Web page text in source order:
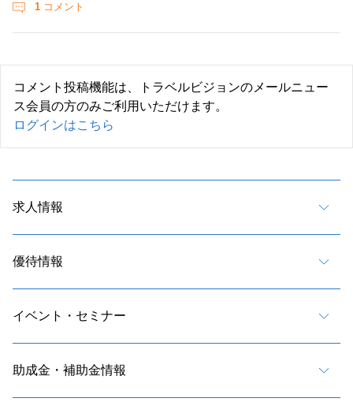
1 コメント
コメント投稿機能は、トラベルビジョンのメールニュー
ス会員の方のみご利用いただけます。
ログインはこちら
求人情報
優待情報
イベント・セミナー
助成金・補助金情報